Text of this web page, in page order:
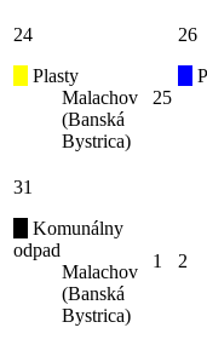
24
Plasty
Malachov
(Banská
Bystrica)
25
26
31
Komunálny
odpad
Malachov
(Banská
Bystrica)
1 2